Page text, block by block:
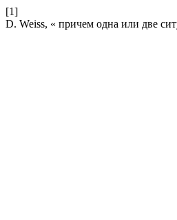
[1]
D. Weiss, « причем одна или две